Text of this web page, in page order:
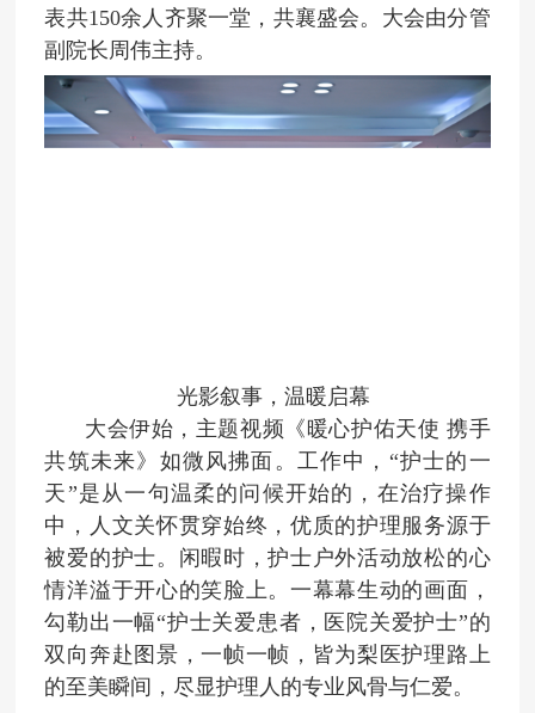
表共150余人齐聚一堂，共襄盛会。大会由分管
副院长周伟主持。
光影叙事，温暖启幕
大会伊始，主题视频《暖心护佑天使 携手
共筑未来》如微风拂面。工作中，“护士的一
天”是从一句温柔的问候开始的，在治疗操作
中，人文关怀贯穿始终，优质的护理服务源于
被爱的护士。闲暇时，护士户外活动放松的心
情洋溢于开心的笑脸上。一幕幕生动的画面，
勾勒出一幅“护士关爱患者，医院关爱护士”的
双向奔赴图景，一帧一帧，皆为梨医护理路上
的至美瞬间，尽显护理人的专业风骨与仁爱。